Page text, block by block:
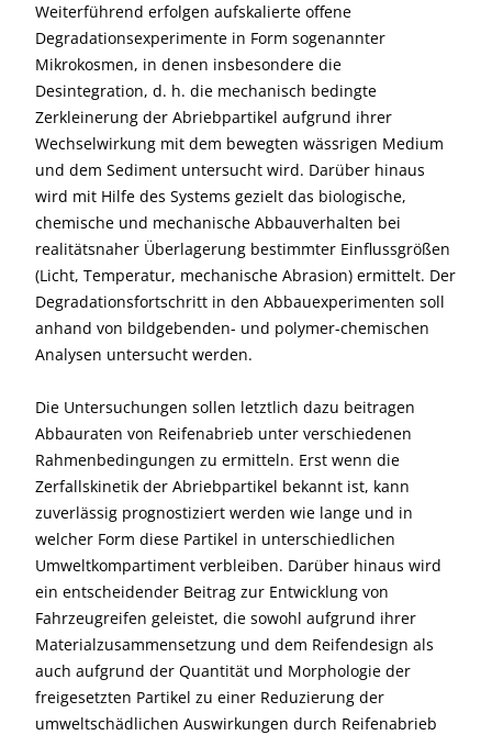
Weiterführend erfolgen aufskalierte offene
Degradationsexperimente in Form sogenannter
Mikrokosmen, in denen insbesondere die
Desintegration, d. h. die mechanisch bedingte
Zerkleinerung der Abriebpartikel aufgrund ihrer
Wechselwirkung mit dem bewegten wässrigen Medium
und dem Sediment untersucht wird. Darüber hinaus
wird mit Hilfe des Systems gezielt das biologische,
chemische und mechanische Abbauverhalten bei
realitätsnaher Überlagerung bestimmter Einflussgrößen
(Licht, Temperatur, mechanische Abrasion) ermittelt. Der
Degradationsfortschritt in den Abbauexperimenten soll
anhand von bildgebenden- und polymer-chemischen
Analysen untersucht werden.
Die Untersuchungen sollen letztlich dazu beitragen
Abbauraten von Reifenabrieb unter verschiedenen
Rahmenbedingungen zu ermitteln. Erst wenn die
Zerfallskinetik der Abriebpartikel bekannt ist, kann
zuverlässig prognostiziert werden wie lange und in
welcher Form diese Partikel in unterschiedlichen
Umweltkompartiment verbleiben. Darüber hinaus wird
ein entscheidender Beitrag zur Entwicklung von
Fahrzeugreifen geleistet, die sowohl aufgrund ihrer
Materialzusammensetzung und dem Reifendesign als
auch aufgrund der Quantität und Morphologie der
freigesetzten Partikel zu einer Reduzierung der
umweltschädlichen Auswirkungen durch Reifenabrieb